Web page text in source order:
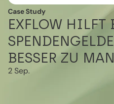
Case Study
EXFLOW HILFT
BESSER ZU
2 Sep.